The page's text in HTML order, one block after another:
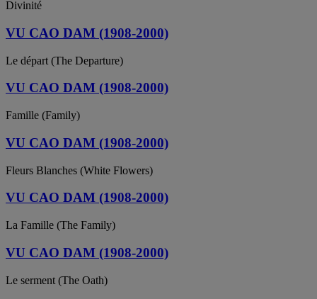
Divinité
VU CAO DAM (1908-2000)
Le départ (The Departure)
VU CAO DAM (1908-2000)
Famille (Family)
VU CAO DAM (1908-2000)
Fleurs Blanches (White Flowers)
VU CAO DAM (1908-2000)
La Famille (The Family)
VU CAO DAM (1908-2000)
Le serment (The Oath)